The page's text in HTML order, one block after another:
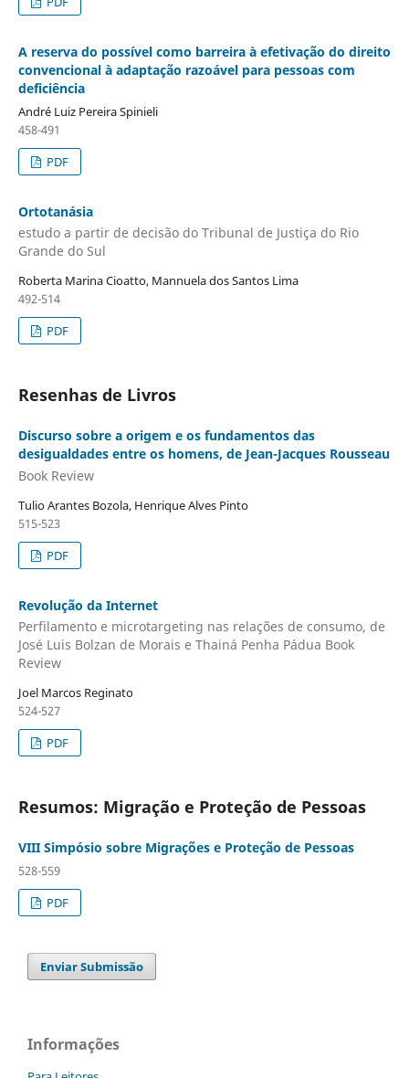
A reserva do possível como barreira à efetivação do direito
convencional à adaptação razoável para pessoas com
deficiência
André Luiz Pereira Spinieli
458-491
PDF
Ortotanásia
estudo a partir de decisão do Tribunal de Justiça do Rio
Grande do Sul
Roberta Marina Cioatto, Mannuela dos Santos Lima
492-514
PDF
Resenhas de Livros
Discurso sobre a origem e os fundamentos das
desigualdades entre os homens, de Jean-Jacques Rousseau
Book Review
Tulio Arantes Bozola, Henrique Alves Pinto
515-523
PDF
Revolução da Internet
Perfilamento e microtargeting nas relações de consumo, de
José Luis Bolzan de Morais e Thainá Penha Pádua Book
Review
Joel Marcos Reginato
524-527
PDF
Resumos: Migração e Proteção de Pessoas
VIII Simpósio sobre Migrações e Proteção de Pessoas
528-559
PDF
Enviar Submissão
Informações